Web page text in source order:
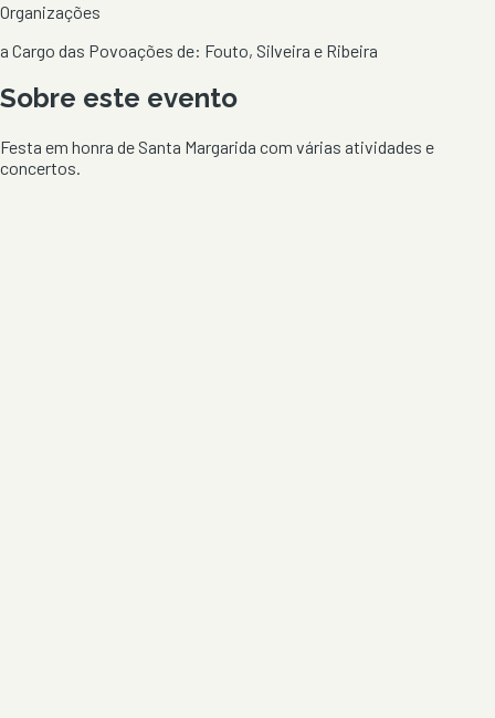
Organizações
a Cargo das Povoações de: Fouto, Silveira e Ribeira
Sobre este evento
Festa em honra de Santa Margarida com várias atividades e
concertos.